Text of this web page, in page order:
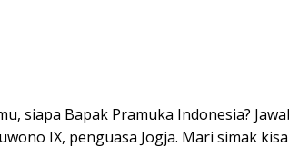
siapa Bapak Pramuka Indonesia?
IX, penguasa Jogja. Mari simak